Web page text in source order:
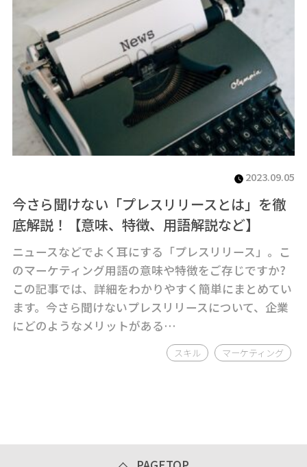
2023.09.05
今さら聞けない「プレスリリースとは」を徹
底解説！【意味、特徴、用語解説など】
ニュースなどでよく耳にする「プレスリリース」。こ
のマーケティング用語の意味や特徴をご存じですか?
この記事では、詳細をわかりやすく簡単にまとめてい
ます。今さら聞けないプレスリリースについて、企業
にどのようなメリットがある…
スキル マーケティング